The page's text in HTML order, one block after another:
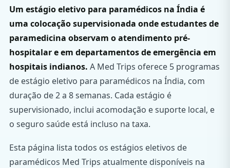
Um estágio eletivo para paramédicos na Índia é
uma colocação supervisionada onde estudantes de
paramedicina observam o atendimento pré-
hospitalar e em departamentos de emergência em
hospitais indianos. A Med Trips oferece 5 programas
de estágio eletivo para paramédicos na Índia, com
duração de 2 a 8 semanas. Cada estágio é
supervisionado, inclui acomodação e suporte local, e
o seguro saúde está incluso na taxa.
Esta página lista todos os estágios eletivos de
paramédicos Med Trips atualmente disponíveis na